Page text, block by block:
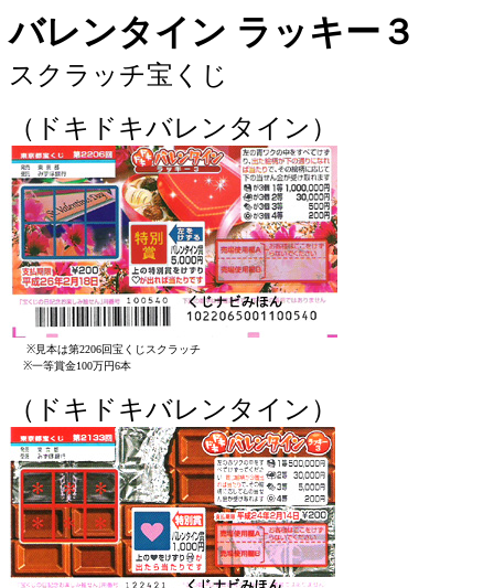
バレンタイン ラッキー３
スクラッチ宝くじ
（ドキドキバレンタイン）
※見本は第2206回宝くじスクラッチ
※一等賞金100万円6本
（ドキドキバレンタイン）